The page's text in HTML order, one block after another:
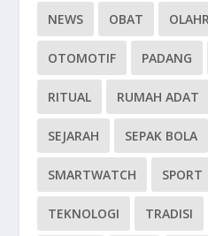
NEWS OBAT
OTOMOTIF PADANG
RITUAL RUMAH ADAT
SEJARAH SEPAK BOLA
SMARTWATCH SPORT
TEKNOLOGI TRADISI